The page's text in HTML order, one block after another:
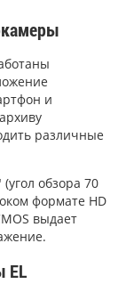
и
различные
обзора 70
формате HD
выдает
EL